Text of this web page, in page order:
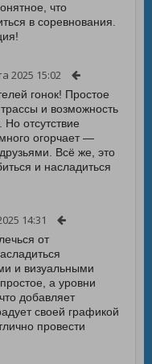
что
в соревнования.
2025 15:02
гонок! Простое
и возможность
отсутствие
огорчает —
Всё же, это
и насладиться
14:31
от
и визуальными
а уровни
добавляет
своей графикой
провести